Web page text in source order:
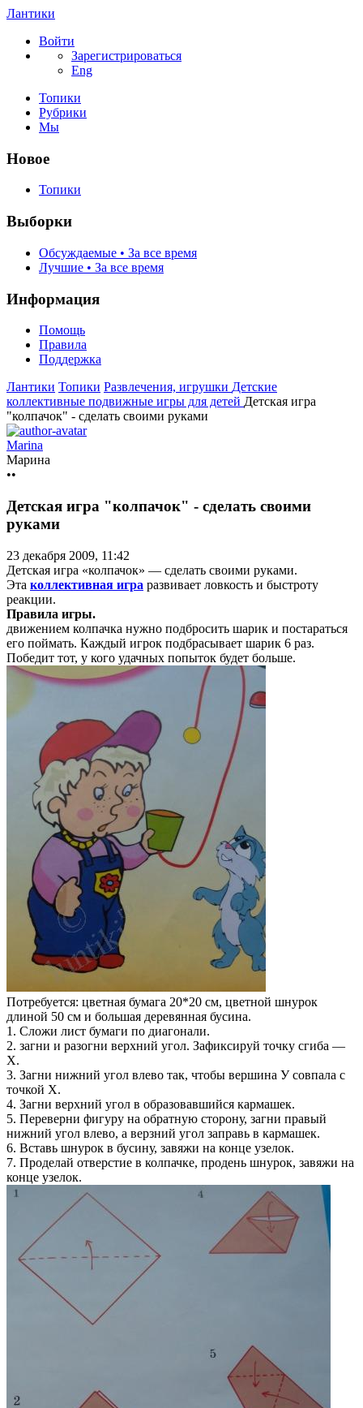
Лантики
Войти
Зарегистрироваться
Eng
Топики
Рубрики
Мы
Новое
Топики
Выборки
Обсуждаемые • За все время
Лучшие • За все время
Информация
Помощь
Правила
Поддержка
Лантики Топики Развлечения, игрушки Детские
коллективные подвижные игры для детей Детская игра
"колпачок" - сделать своими руками
Marina
Марина
••
Детская игра "колпачок" - сделать своими
руками
23 декабря 2009, 11:42
Детская игра «колпачок» — сделать своими руками.
Эта коллективная игра развивает ловкость и быстроту
реакции.
Правила игры.
движением колпачка нужно подбросить шарик и постараться
его поймать. Каждый игрок подбрасывает шарик 6 раз.
Победит тот, у кого удачных попыток будет больше.
Потребуется: цветная бумага 20*20 см, цветной шнурок
длиной 50 см и большая деревянная бусина.
1. Сложи лист бумаги по диагонали.
2. загни и разогни верхний угол. Зафиксируй точку сгиба —
Х.
3. Загни нижний угол влево так, чтобы вершина У совпала с
точкой Х.
4. Загни верхний угол в образовавшийся кармашек.
5. Переверни фигуру на обратную сторону, загни правый
нижний угол влево, а верзний угол заправь в кармашек.
6. Вставь шнурок в бусину, завяжи на конце узелок.
7. Проделай отверстие в колпачке, продень шнурок, завяжи на
конце узелок.